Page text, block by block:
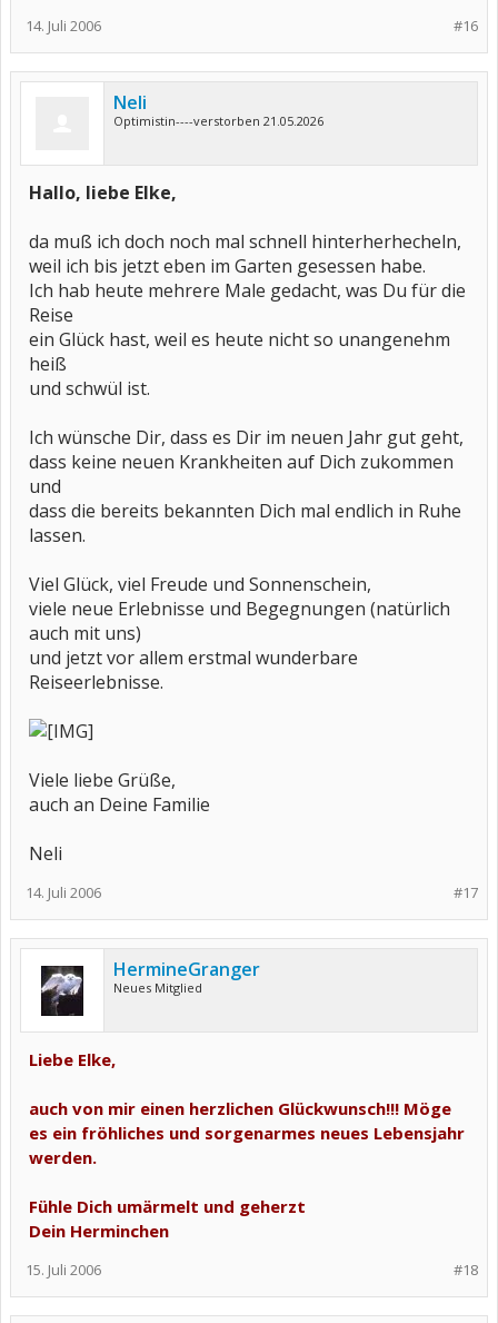
#16
14. Juli 2006
Neli
Optimistin----verstorben 21.05.2026
Hallo, liebe Elke,
da muß ich doch noch mal schnell hinterherhecheln,
weil ich bis jetzt eben im Garten gesessen habe.
Ich hab heute mehrere Male gedacht, was Du für die
Reise
ein Glück hast, weil es heute nicht so unangenehm
heiß
und schwül ist.
Ich wünsche Dir, dass es Dir im neuen Jahr gut geht,
dass keine neuen Krankheiten auf Dich zukommen
und
dass die bereits bekannten Dich mal endlich in Ruhe
lassen.
Viel Glück, viel Freude und Sonnenschein,
viele neue Erlebnisse und Begegnungen (natürlich
auch mit uns)
und jetzt vor allem erstmal wunderbare
Reiseerlebnisse.
Viele liebe Grüße,
auch an Deine Familie
Neli
#17
14. Juli 2006
HermineGranger
Neues Mitglied
Liebe Elke,
auch von mir einen herzlichen Glückwunsch!!! Möge
es ein fröhliches und sorgenarmes neues Lebensjahr
werden.
Fühle Dich umärmelt und geherzt
Dein Herminchen
#18
15. Juli 2006